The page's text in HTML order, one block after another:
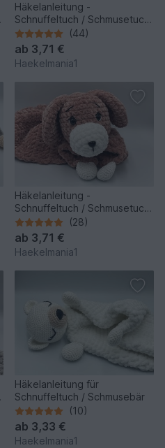
Häkelanleitung -
Schnuffeltuch / Schmusetuch
Katze
(44)
ab 3,71 €
Haekelmania1
Häkelanleitung -
Schnuffeltuch / Schmusetuch
Hund
(28)
ab 3,71 €
Haekelmania1
Häkelanleitung für
Schnuffeltuch / Schmusebär
(10)
ab 3,33 €
Haekelmania1